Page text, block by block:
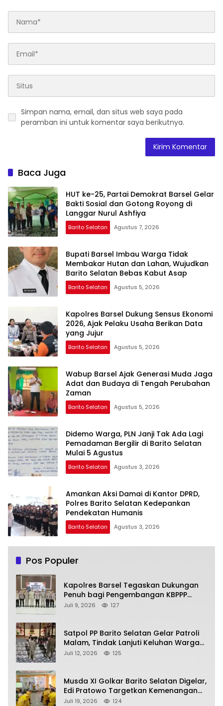
Simpan nama, email, dan situs web saya pada
peramban ini untuk komentar saya berikutnya.
Baca Juga
HUT ke-25, Partai Demokrat Barsel Gelar
Bakti Sosial dan Gotong Royong di
Langgar Nurul Ashfiya
Barito Selatan Agustus 7, 2026
Bupati Barsel Imbau Warga Tidak
Membakar Hutan dan Lahan, Wujudkan
Barito Selatan Bebas Kabut Asap
Barito Selatan Agustus 5, 2026
Kapolres Barsel Dukung Sensus Ekonomi
2026, Ajak Pelaku Usaha Berikan Data
yang Jujur
Barito Selatan Agustus 5, 2026
Wabup Barsel Ajak Generasi Muda Jaga
Adat dan Budaya di Tengah Perubahan
Zaman
Barito Selatan Agustus 5, 2026
Didemo Warga, PLN Janji Tak Ada Lagi
Pemadaman Bergilir di Barito Selatan
Mulai 5 Agustus
Barito Selatan Agustus 3, 2026
Amankan Aksi Damai di Kantor DPRD,
Polres Barito Selatan Kedepankan
Pendekatan Humanis
Barito Selatan Agustus 3, 2026
Pos Populer
Kapolres Barsel Tegaskan Dukungan
Penuh bagi Pengembangan KBPPP
Kalimantan Tengah
Juli 9, 2026 127
Satpol PP Barito Selatan Gelar Patroli
Malam, Tindak Lanjuti Keluhan Warga
soal Balap Liar dan Remaja Nongkrong
Juli 12, 2026 125
Musda XI Golkar Barito Selatan Digelar,
Edi Pratowo Targetkan Kemenangan
Partai pada Pemilu Mendatang
Juli 19, 2026 124